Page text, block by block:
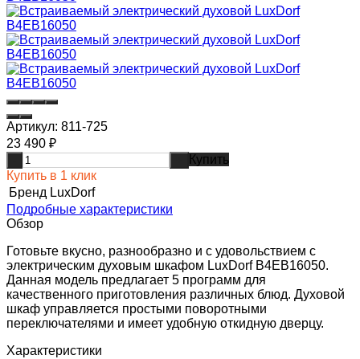
Артикул: 811-725
23 490 ₽
Купить
Купить в 1 клик
Бренд LuxDorf
Подробные характеристики
Обзор
Готовьте вкусно, разнообразно и с удовольствием с
электрическим духовым шкафом LuxDorf B4EB16050.
Данная модель предлагает 5 программ для
качественного приготовления различных блюд. Духовой
шкаф управляется простыми поворотными
переключателями и имеет удобную откидную дверцу.
Характеристики